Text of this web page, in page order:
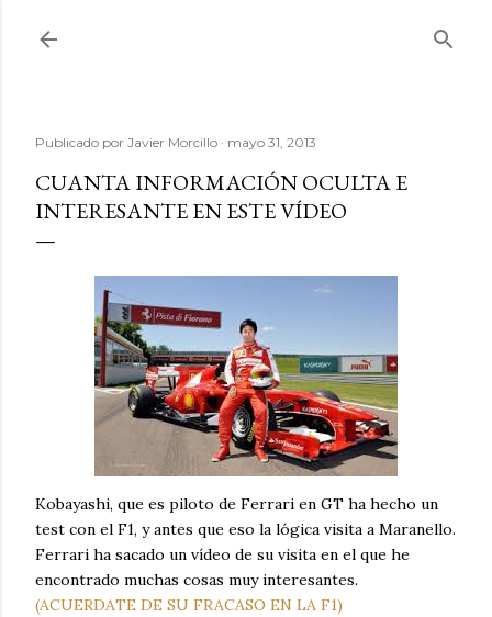
Publicado por Javier Morcillo mayo 31, 2013
CUANTA INFORMACIÓN OCULTA E
INTERESANTE EN ESTE VÍDEO
Kobayashi, que es piloto de Ferrari en GT ha hecho un
test con el F1, y antes que eso la lógica visita a Maranello.
Ferrari ha sacado un vídeo de su visita en el que he
encontrado muchas cosas muy interesantes.
(ACUERDATE DE SU FRACASO EN LA F1)